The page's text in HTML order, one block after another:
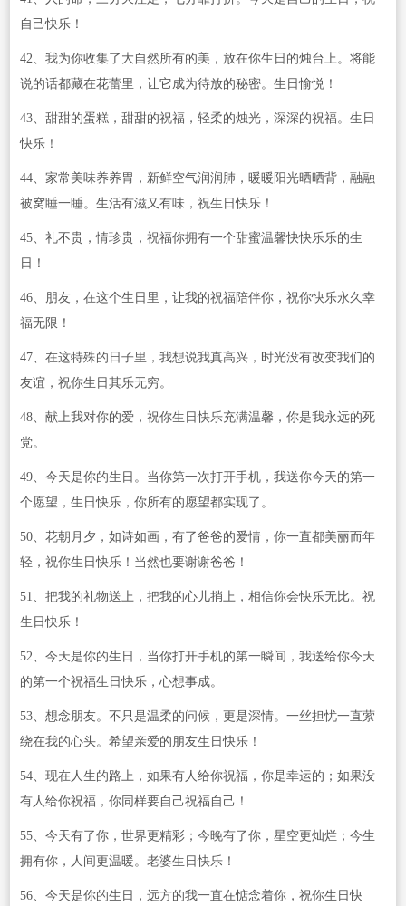
自己快乐！
42、我为你收集了大自然所有的美，放在你生日的烛台上。将能
说的话都藏在花蕾里，让它成为待放的秘密。生日愉悦！
43、甜甜的蛋糕，甜甜的祝福，轻柔的烛光，深深的祝福。生日
快乐！
44、家常美味养养胃，新鲜空气润润肺，暖暖阳光晒晒背，融融
被窝睡一睡。生活有滋又有味，祝生日快乐！
45、礼不贵，情珍贵，祝福你拥有一个甜蜜温馨快快乐乐的生
日！
46、朋友，在这个生日里，让我的祝福陪伴你，祝你快乐永久幸
福无限！
47、在这特殊的日子里，我想说我真高兴，时光没有改变我们的
友谊，祝你生日其乐无穷。
48、献上我对你的爱，祝你生日快乐充满温馨，你是我永远的死
党。
49、今天是你的生日。当你第一次打开手机，我送你今天的第一
个愿望，生日快乐，你所有的愿望都实现了。
50、花朝月夕，如诗如画，有了爸爸的爱情，你一直都美丽而年
轻，祝你生日快乐！当然也要谢谢爸爸！
51、把我的礼物送上，把我的心儿捎上，相信你会快乐无比。祝
生日快乐！
52、今天是你的生日，当你打开手机的第一瞬间，我送给你今天
的第一个祝福生日快乐，心想事成。
53、想念朋友。不只是温柔的问候，更是深情。一丝担忧一直萦
绕在我的心头。希望亲爱的朋友生日快乐！
54、现在人生的路上，如果有人给你祝福，你是幸运的；如果没
有人给你祝福，你同样要自己祝福自己！
55、今天有了你，世界更精彩；今晚有了你，星空更灿烂；今生
拥有你，人间更温暖。老婆生日快乐！
56、今天是你的生日，远方的我一直在惦念着你，祝你生日快